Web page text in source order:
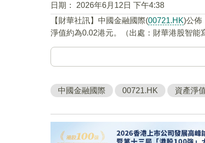
日期：
2026年6月12日 下午4:38
【財華社訊】中國金融國際(00721.HK)公佈
淨值約為0.02港元。（出處：財華港股智能
中國金融國際 00721.HK 資產淨